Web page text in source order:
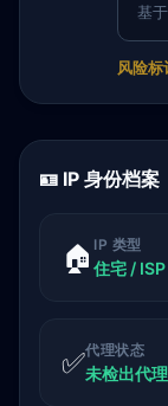
基
风险标
🪪 IP 身份档案
🏠 IP 类型
住宅 /
✅代理状态
未检出代理